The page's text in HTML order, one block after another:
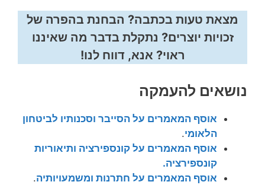
מצאת טעות בכתבה? הבחנת בהפרה של
זכויות יוצרים? נתקלת בדבר מה שאיננו
ראוי? אנא, דווח לנו!
נושאים להעמקה
אוסף המאמרים על הסייבר וסכנותיו לביטחון
הלאומי.
אוסף המאמרים על קונספירציה ותיאוריות
קונספירציה.
אוסף המאמרים על חתרנות ומשמעויותיה.